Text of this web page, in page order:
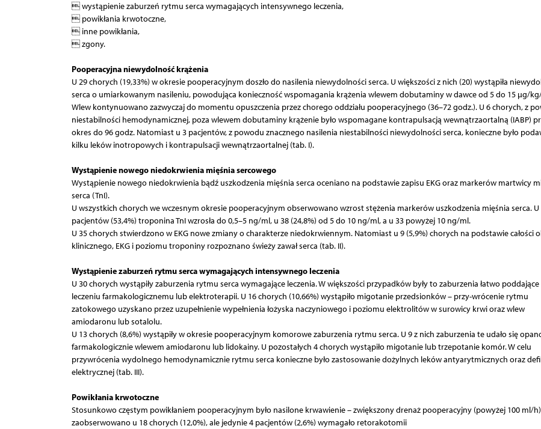
 wystąpienie zaburzeń rytmu serca wymagających intensywnego leczenia,
 powikłania krwotoczne,
 inne powikłania,
 zgony.
Pooperacyjna niewydolność krążenia
U 29 chorych (19,33%) w okresie pooperacyjnym doszło do nasilenia niewydolności serca. U większości z nich (20) wystąpiła
serca o umiarkowanym nasileniu, powodująca konieczność wspomagania krążenia wlewem dobutaminy w dawce od 5 do 15 µg/
Wlew kontynuowano zazwyczaj do momentu opuszczenia przez chorego oddziału pooperacyjnego (36–72 godz.). U 6 chorych, z
niestabilności hemodynamicznej, poza wlewem dobutaminy krążenie było wspomagane kontrapulsacją wewnątrzaortalną (IABP)
okres do 96 godz. Natomiast u 3 pacjentów, z powodu znacznego nasilenia niestabilności niewydolności serca, konieczne było
kilku leków inotropowych i kontrapulsacji wewnątrzaortalnej (tab. I).
Wystąpienie nowego niedokrwienia mięśnia sercowego
Wystąpienie nowego niedokrwienia bądź uszkodzenia mięśnia serca oceniano na podstawie zapisu EKG oraz markerów martwicy
serca (TnI).
U wszystkich chorych we wczesnym okresie pooperacyjnym obserwowano wzrost stężenia markerów uszkodzenia mięśnia serca. U
pacjentów (53,4%) troponina TnI wzrosła do 0,5–5 ng/ml, u 38 (24,8%) od 5 do 10 ng/ml, a u 33 powyżej 10 ng/ml.
U 35 chorych stwierdzono w EKG nowe zmiany o charakterze niedokrwiennym. Natomiast u 9 (5,9%) chorych na podstawie całości
klinicznego, EKG i poziomu troponiny rozpoznano świeży zawał serca (tab. II).
Wystąpienie zaburzeń rytmu serca wymagających intensywnego leczenia
U 30 chorych wystąpiły zaburzenia rytmu serca wymagające leczenia. W większości przypadków były to zaburzenia łatwo poddające
leczeniu farmakologicznemu lub elektroterapii. U 16 chorych (10,66%) wystąpiło migotanie przedsionków – przy-wrócenie rytmu
zatokowego uzyskano przez uzupełnienie wypełnienia łożyska naczyniowego i poziomu elektrolitów w surowicy krwi oraz wlew
amiodaronu lub sotalolu.
U 13 chorych (8,6%) wystąpiły w okresie pooperacyjnym komorowe zaburzenia rytmu serca. U 9 z nich zaburzenia te udało się
farmakologicznie wlewem amiodaronu lub lidokainy. U pozostałych 4 chorych wystąpiło migotanie lub trzepotanie komór. W celu
przywrócenia wydolnego hemodynamicznie rytmu serca konieczne było zastosowanie dożylnych leków antyarytmicznych oraz
elektrycznej (tab. III).
Powikłania krwotoczne
Stosunkowo częstym powikłaniem pooperacyjnym było nasilone krwawienie – zwiększony drenaż pooperacyjny (powyżej 100 ml/h)
zaobserwowano u 18 chorych (12,0%), ale jedynie 4 pacjentów (2,6%) wymagało retorakotomii